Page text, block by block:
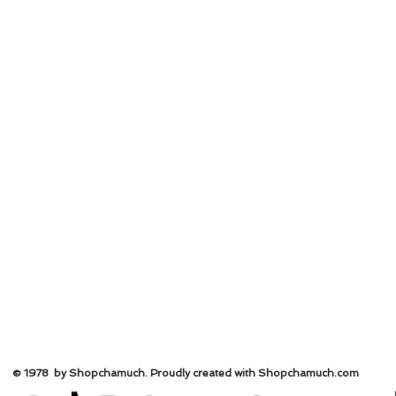
© 1978 by Shopchamuch. Proudly created with Shopchamuch.com